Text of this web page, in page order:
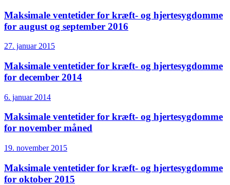
Maksimale ventetider for kræft- og hjertesygdomme
for august og september 2016
27. januar 2015
Maksimale ventetider for kræft- og hjertesygdomme
for december 2014
6. januar 2014
Maksimale ventetider for kræft- og hjertesygdomme
for november måned
19. november 2015
Maksimale ventetider for kræft- og hjertesygdomme
for oktober 2015